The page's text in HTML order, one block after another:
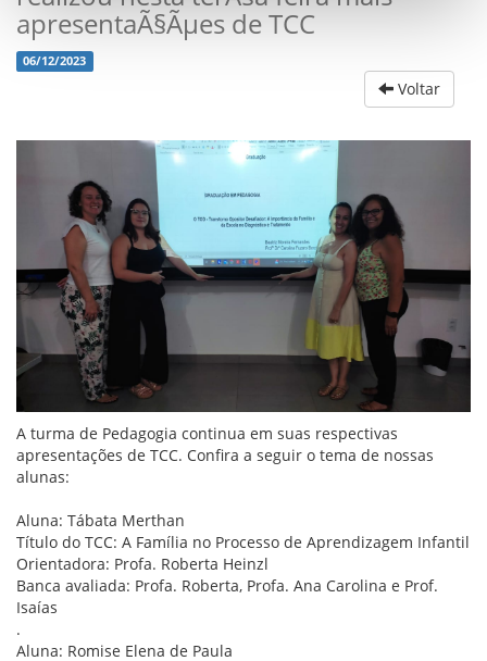
apresentaÃ§Ãµes de TCC
06/12/2023
Voltar
A turma de Pedagogia continua em suas respectivas
apresentações de TCC. Confira a seguir o tema de nossas
alunas:
Aluna: Tábata Merthan
Título do TCC: A Família no Processo de Aprendizagem Infantil
Orientadora: Profa. Roberta Heinzl
Banca avaliada: Profa. Roberta, Profa. Ana Carolina e Prof.
Isaías
.
Aluna: Romise Elena de Paula